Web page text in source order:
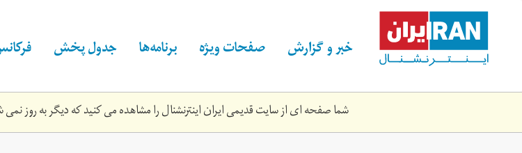
content خبر و گزارش صفحات ویژه برنامه‌ها جدول پخش
شما صفحه ای از سایت قدیمی ایران اینترنشنال را مشاهده می کنید که دیگر به روز